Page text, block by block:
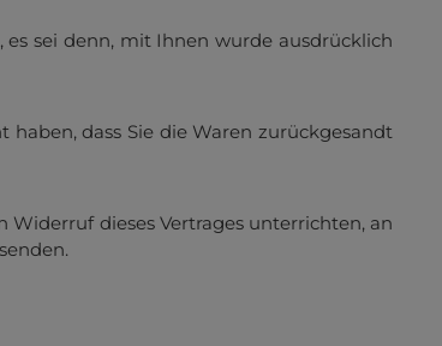
sei denn, mit Ihnen wurde ausdrücklich
dass Sie die Waren zurückgesandt
Widerruf dieses Vertrages unterrichten, an